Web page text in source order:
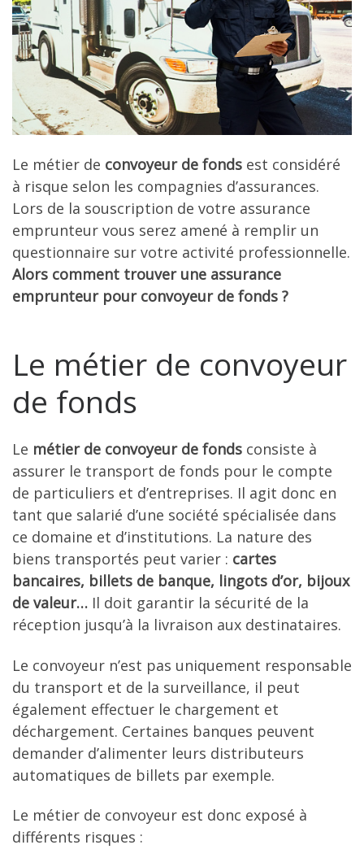
Le métier de convoyeur de fonds est considéré
à risque selon les compagnies d’assurances.
Lors de la souscription de votre assurance
emprunteur vous serez amené à remplir un
questionnaire sur votre activité professionnelle.
Alors comment trouver une assurance
emprunteur pour convoyeur de fonds ?
Le métier de convoyeur
de fonds
Le métier de convoyeur de fonds consiste à
assurer le transport de fonds pour le compte
de particuliers et d’entreprises. Il agit donc en
tant que salarié d’une société spécialisée dans
ce domaine et d’institutions. La nature des
biens transportés peut varier : cartes
bancaires, billets de banque, lingots d’or, bijoux
de valeur… Il doit garantir la sécurité de la
réception jusqu’à la livraison aux destinataires.
Le convoyeur n’est pas uniquement responsable
du transport et de la surveillance, il peut
également effectuer le chargement et
déchargement. Certaines banques peuvent
demander d’alimenter leurs distributeurs
automatiques de billets par exemple.
Le métier de convoyeur est donc exposé à
différents risques :